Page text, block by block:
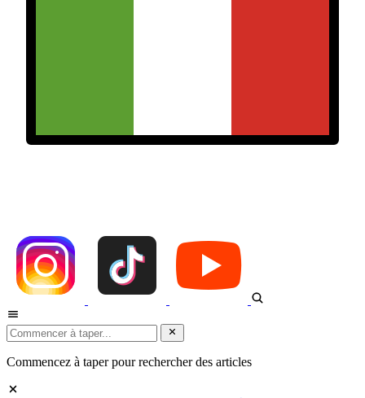
Commencez à taper pour rechercher des articles